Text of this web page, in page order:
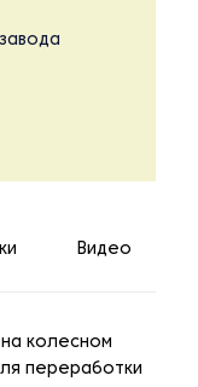
Видео
колесном
переработки